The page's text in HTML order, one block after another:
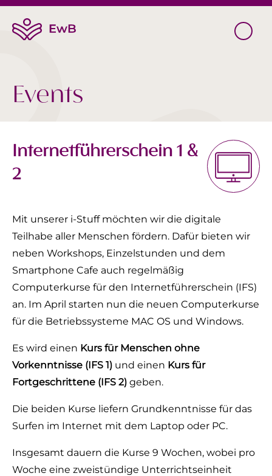
Events
Internetführerschein 1 &
2
Mit unserer i-Stuff möchten wir die digitale
Teilhabe aller Menschen fördern. Dafür bieten wir
neben Workshops, Einzelstunden und dem
Smartphone Cafe auch regelmäßig
Computerkurse für den Internetführerschein (IFS)
an. Im April starten nun die neuen Computerkurse
für die Betriebssysteme MAC OS und Windows.
Es wird einen Kurs für Menschen ohne
Vorkenntnisse (IFS 1) und einen Kurs für
Fortgeschrittene (IFS 2) geben.
Die beiden Kurse liefern Grundkenntnisse für das
Surfen im Internet mit dem Laptop oder PC.
Insgesamt dauern die Kurse 9 Wochen, wobei pro
Woche eine zweistündige Unterrichtseinheit